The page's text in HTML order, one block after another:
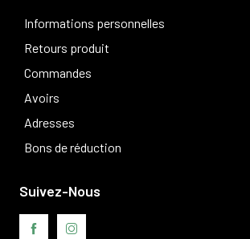
Informations personnelles
Retours produit
Commandes
Avoirs
Adresses
Bons de réduction
Suivez-Nous